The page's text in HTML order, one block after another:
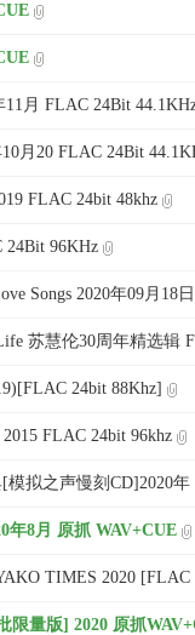
11月 FLAC 24Bit
月20 FLAC 24Bit
FLAC 24bit 48khz
24Bit 96KHz
Songs 2020年09月18
苏慧伦30周年精选辑
24bit 88Khz]
FLAC 24bit 96khz
拟之声慢刻CD]2020年
年8月 原抓 WAV+CUE
TIMES 2020
限量版] 2020 原抓